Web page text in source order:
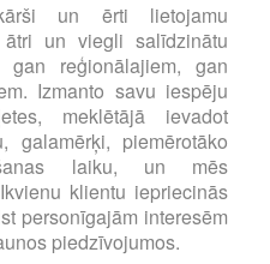
un ērti lietojamu
un viegli salīdzinātu
reģionālajiem, gan
Izmanto savu iespēju
meklētājā ievadot
galamērķi, piemērotāko
laiku, un mēs
klientu iepriecinās
personīgajām interesēm
piedzīvojumos.